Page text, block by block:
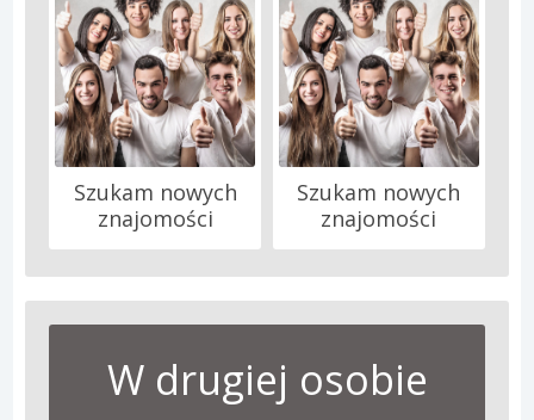
Szukam nowych
znajomości
Szukam nowych
znajomości
W drugiej osobie